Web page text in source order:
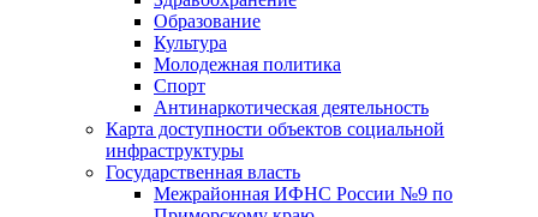
Образование
Культура
Молодежная политика
Спорт
Антинаркотическая деятельность
Карта доступности объектов социальной
инфраструктуры
Государственная власть
Межрайонная ИФНС России №9 по